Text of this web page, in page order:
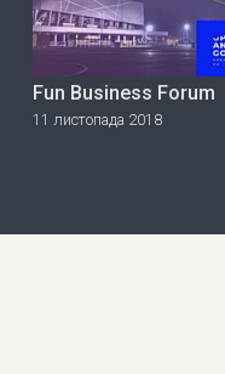
Fun Business Forum
11 листопада 2018